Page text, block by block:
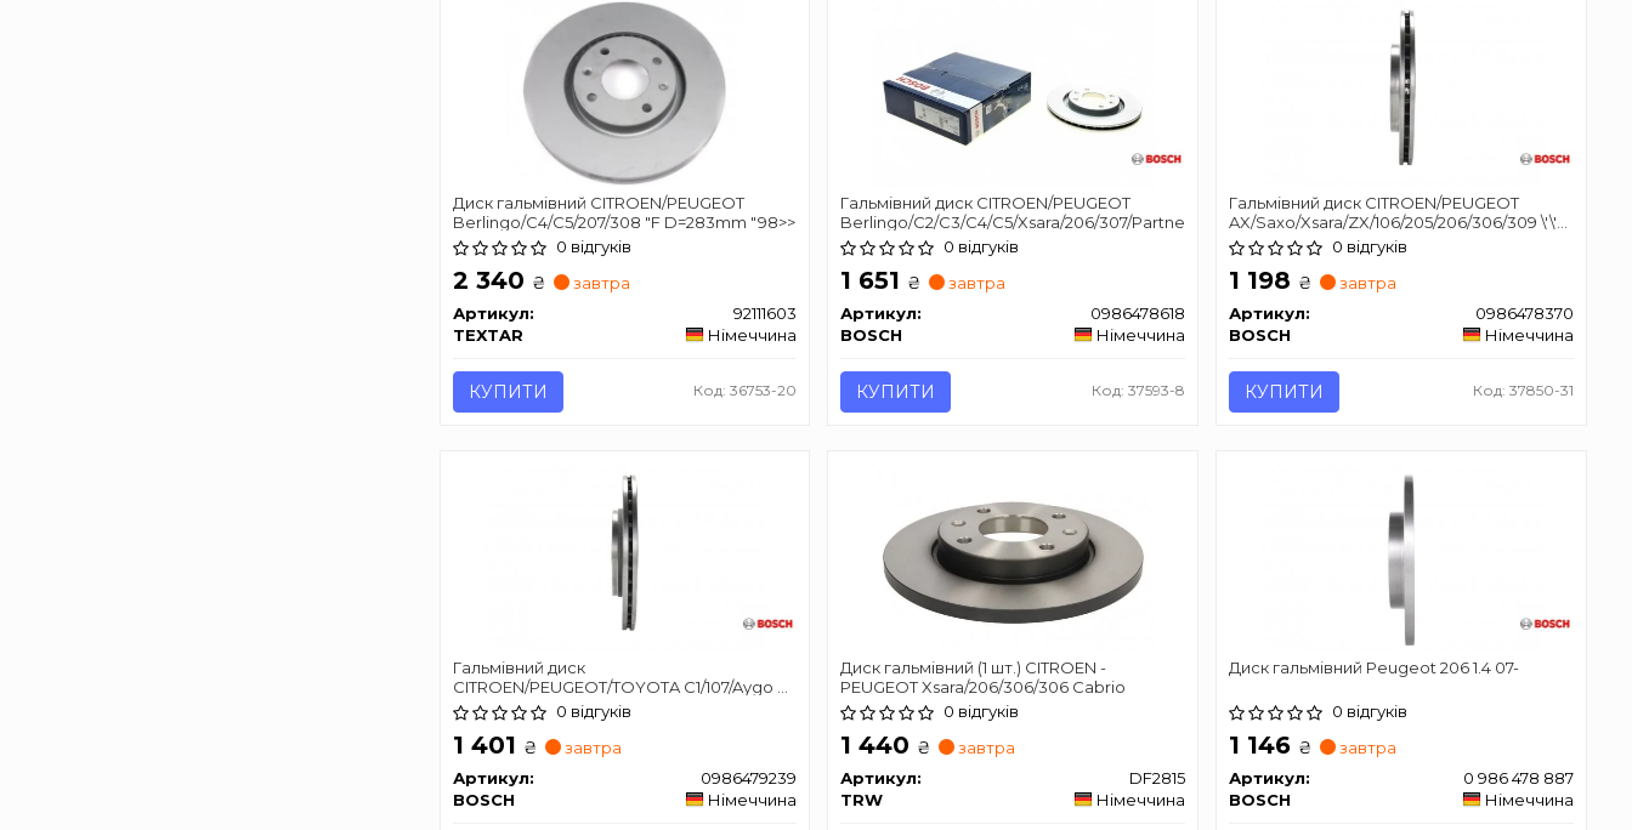
Диск гальмівний CITROEN/PEUGEOT
Berlingo/C4/C5/207/308 "F D=283mm "98>>
0 відгуків
2 340 ₴
завтра
Артикул:
92111603
TEXTAR
Німеччина
КУПИТИ Код: 36753-20
Гальмівний диск CITROEN/PEUGEOT
Berlingo/C2/C3/C4/C5/Xsara/206/307/Partner
0 відгуків
1 651 ₴
завтра
Артикул:
0986478618
BOSCH
Німеччина
КУПИТИ Код: 37593-8
Гальмівний диск CITROEN/PEUGEOT
AX/Saxo/Xsara/ZX/106/205/206/306/309 \'\'F-
закрито
0 відгуків
1 198 ₴
завтра
Артикул:
0986478370
BOSCH
Німеччина
КУПИТИ Код: 37850-31
Гальмівний диск
CITROEN/PEUGEOT/TOYOTA C1/107/Aygo F
"05>>
0 відгуків
1 401 ₴
завтра
Артикул:
0986479239
BOSCH
Німеччина
Диск гальмівний (1 шт.) CITROEN -
PEUGEOT Xsara/206/306/306 Cabrio
0 відгуків
1 440 ₴
завтра
Артикул:
DF2815
TRW
Німеччина
Диск гальмівний Peugeot 206 1.4 07-
0 відгуків
1 146 ₴
завтра
Артикул:
0 986 478 887
BOSCH
Німеччина